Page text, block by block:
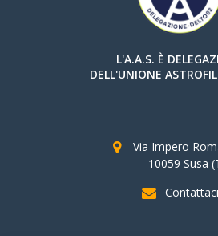
L'A.A.S. È
DELL'UNIONE
Via Impero
10059 Susa
Contattaci